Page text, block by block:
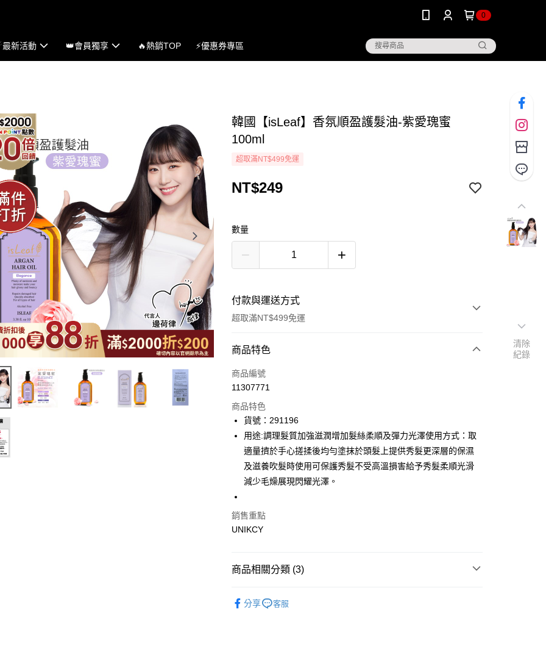
0
新活動 👑會員獨享 🔥熱銷TOP ⚡優惠券專區
韓國【isLeaf】香氛順盈護髮油-紫愛瑰蜜
100ml
超取滿NT$499免運
NT$249
數量
付款與運送方式
超取滿NT$499免運
付款方式
icash Pay
超商取貨付款
LINE Pay
Apple Pay
街口支付
Google Pay
運送方式
每筆NT$70，滿NT$499(含以上)免運費
商品特色
商品編號
11307771
商品特色
貨號：291196
用途:調理髮質加強滋潤增加髮絲柔順及彈力光澤使用方式：取
適量擠於手心搓揉後均勻塗抹於頭髮上提供秀髮更深層的保濕
及滋養吹髮時使用可保護秀髮不受高溫損害給予秀髮柔順光滑
減少毛燥展現閃耀光澤。
銷售重點
UNIKCY
商品相關分類 (3)
分享 客服
清除
紀錄